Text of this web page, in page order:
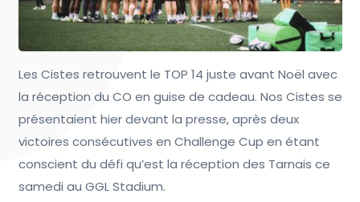
Les Cistes retrouvent le TOP 14 juste avant Noël avec
la réception du CO en guise de cadeau. Nos Cistes se
présentaient hier devant la presse, après deux
victoires consécutives en Challenge Cup en étant
conscient du défi qu’est la réception des Tarnais ce
samedi au GGL Stadium.